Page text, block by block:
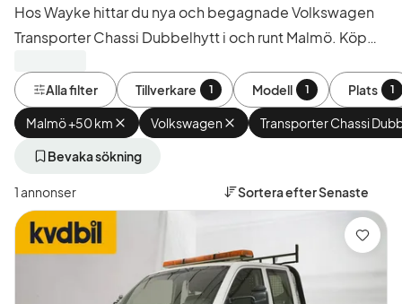
Hos Wayke hittar du nya och begagnade Volkswagen
Transporter Chassi Dubbelhytt i och runt Malmö. Köp
Sverige.Alla filter Tillverkare 1 Modell 1 Plats 1
Malmö +50 km Ta
bort
aktivt
Volkswagen Ta
bort
Volkswagen
Transporter Chassi
Bevaka sökning
1 annonser Sortera efterSenaste
Spara